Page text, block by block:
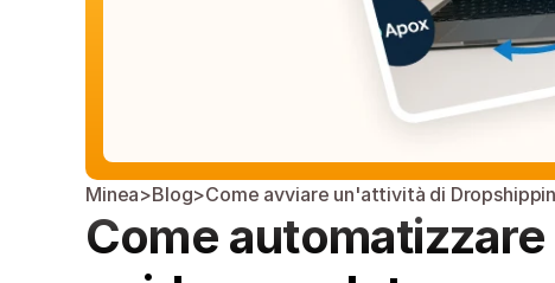
Minea>Blog>Come avviare un'attività di
Come